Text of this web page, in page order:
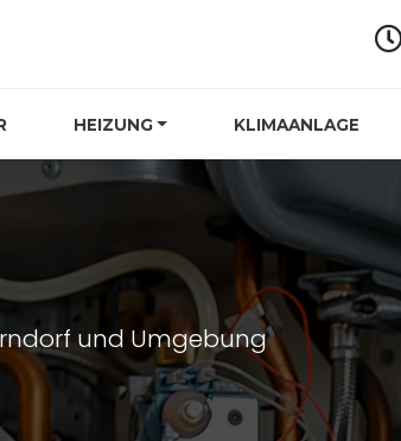
HEIZUNG KLIMAANLAGE
und Umgebung